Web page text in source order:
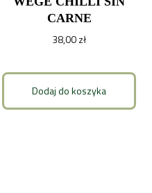
CARNE
38,00zł
Dodaj do koszyka